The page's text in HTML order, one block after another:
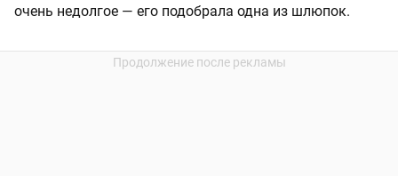
очень недолгое — его подобрала одна из шлюпок.